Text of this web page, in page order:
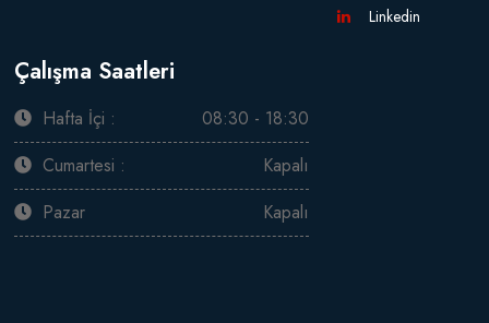
Linkedin
Çalışma Saatleri
Hafta İçi :
08:30 - 18:30
Cumartesi :
Kapalı
Pazar
Kapalı